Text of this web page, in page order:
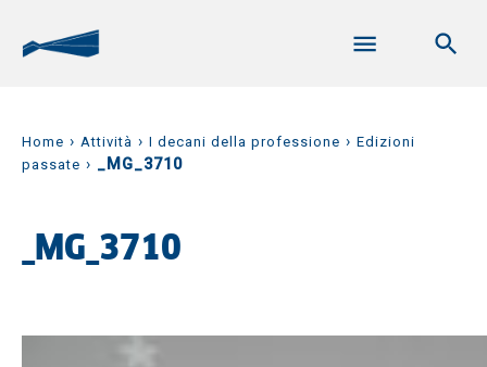
Home › Attività › I decani della professione › Edizioni
passate › _MG_3710
_MG_3710